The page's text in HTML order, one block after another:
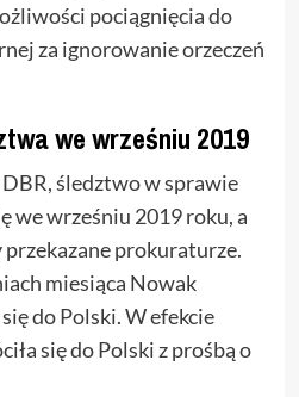
pociągnięcia do
za ignorowanie orzeczeń
we wrześniu 2019
śledztwo w sprawie
we wrześniu 2019 roku, a
prokuraturze.
miesiąca Nowak
do Polski. W efekcie
się do Polski z prośbą o